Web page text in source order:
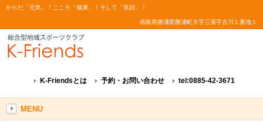
からだ「元気」！こころ「健康」！そして「笑顔」！
徳島県勝浦郡勝浦町大字三溪字古川１番地１
K-Friendsとは 予約・お問い合わせ tel:0885-42-3671
MENU